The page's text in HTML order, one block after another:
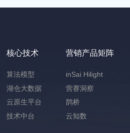
核心技术
算法模型
湖仓大数据
云原生平台
技术中台
营销产品矩阵
inSai Hilight
营赛洞察
鹊桥
云知数